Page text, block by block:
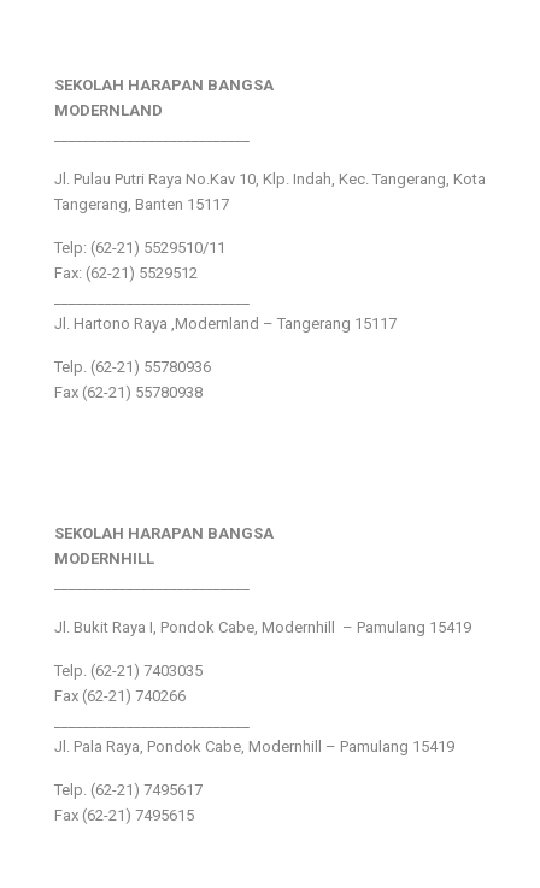
SEKOLAH HARAPAN BANGSA
MODERNLAND
Jl. Pulau Putri Raya No.Kav 10, Klp. Indah, Kec. Tangerang, Kota
Tangerang, Banten 15117
Telp: (62-21) 5529510/11
Fax: (62-21) 5529512
Jl. Hartono Raya ,Modernland – Tangerang 15117
Telp. (62-21) 55780936
Fax (62-21) 55780938
SEKOLAH HARAPAN BANGSA
MODERNHILL
Jl. Bukit Raya I, Pondok Cabe, Modernhill – Pamulang 15419
Telp. (62-21) 7403035
Fax (62-21) 740266
Jl. Pala Raya, Pondok Cabe, Modernhill – Pamulang 15419
Telp. (62-21) 7495617
Fax (62-21) 7495615